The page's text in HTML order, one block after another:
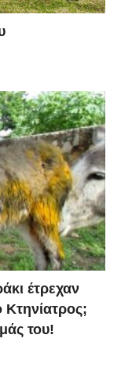
έτρεχαν
του!